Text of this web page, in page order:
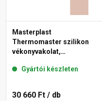
Masterplast
Thermomaster szilikon
vékonyvakolat,
13-D 25 kg
Gyártói készleten
30 660 Ft / db